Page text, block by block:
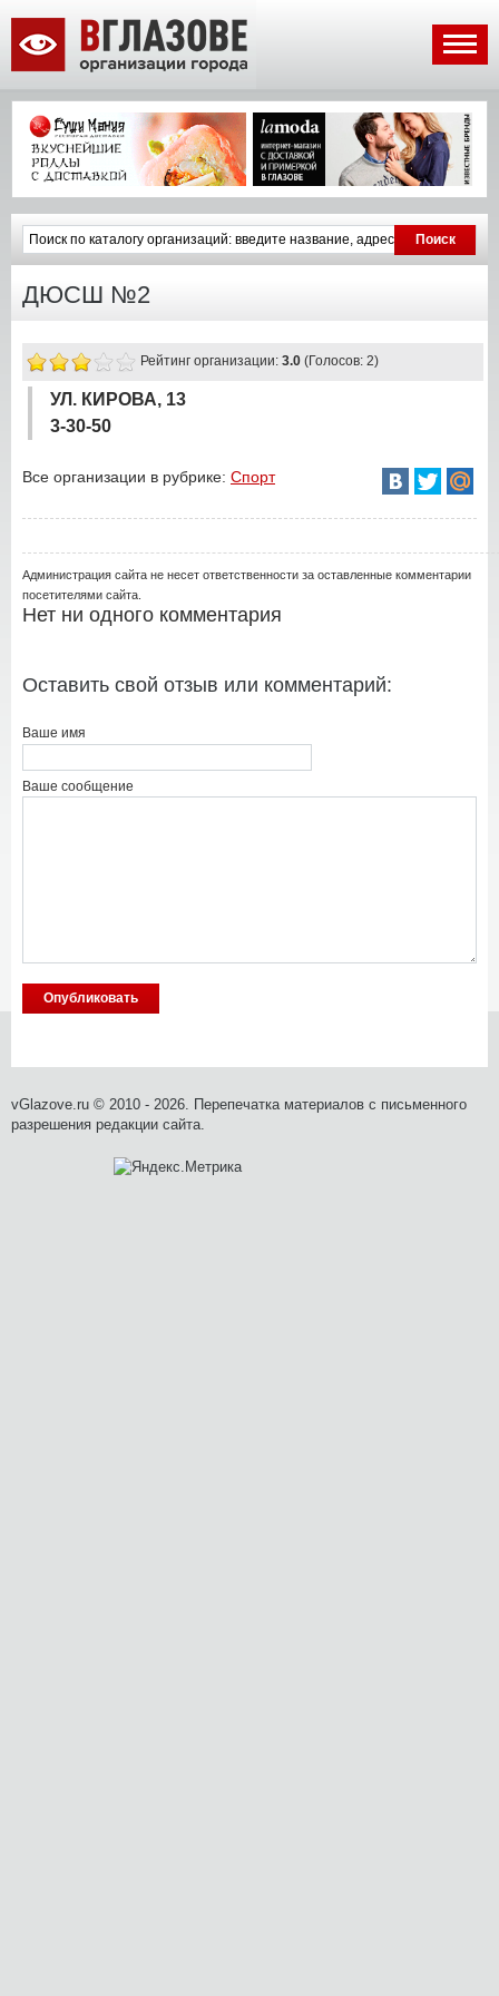
ДЮСШ №2
Рейтинг организации: 3.0 (Голосов: 2)
УЛ. КИРОВА, 13
3-30-50
Все организации в рубрике: Спорт
Администрация сайта не несет ответственности за оставленные комментарии
посетителями сайта.
Нет ни одного комментария
Оставить свой отзыв или комментарий:
Ваше имя
Ваше сообщение
vGlazove.ru © 2010 - 2026. Перепечатка материалов с письменного
разрешения редакции сайта.